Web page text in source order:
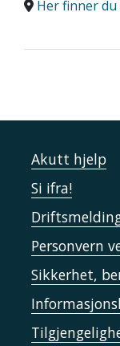
Her finner du
Akutt hjelp
Si ifra!
Personvern
Sikkerhet,